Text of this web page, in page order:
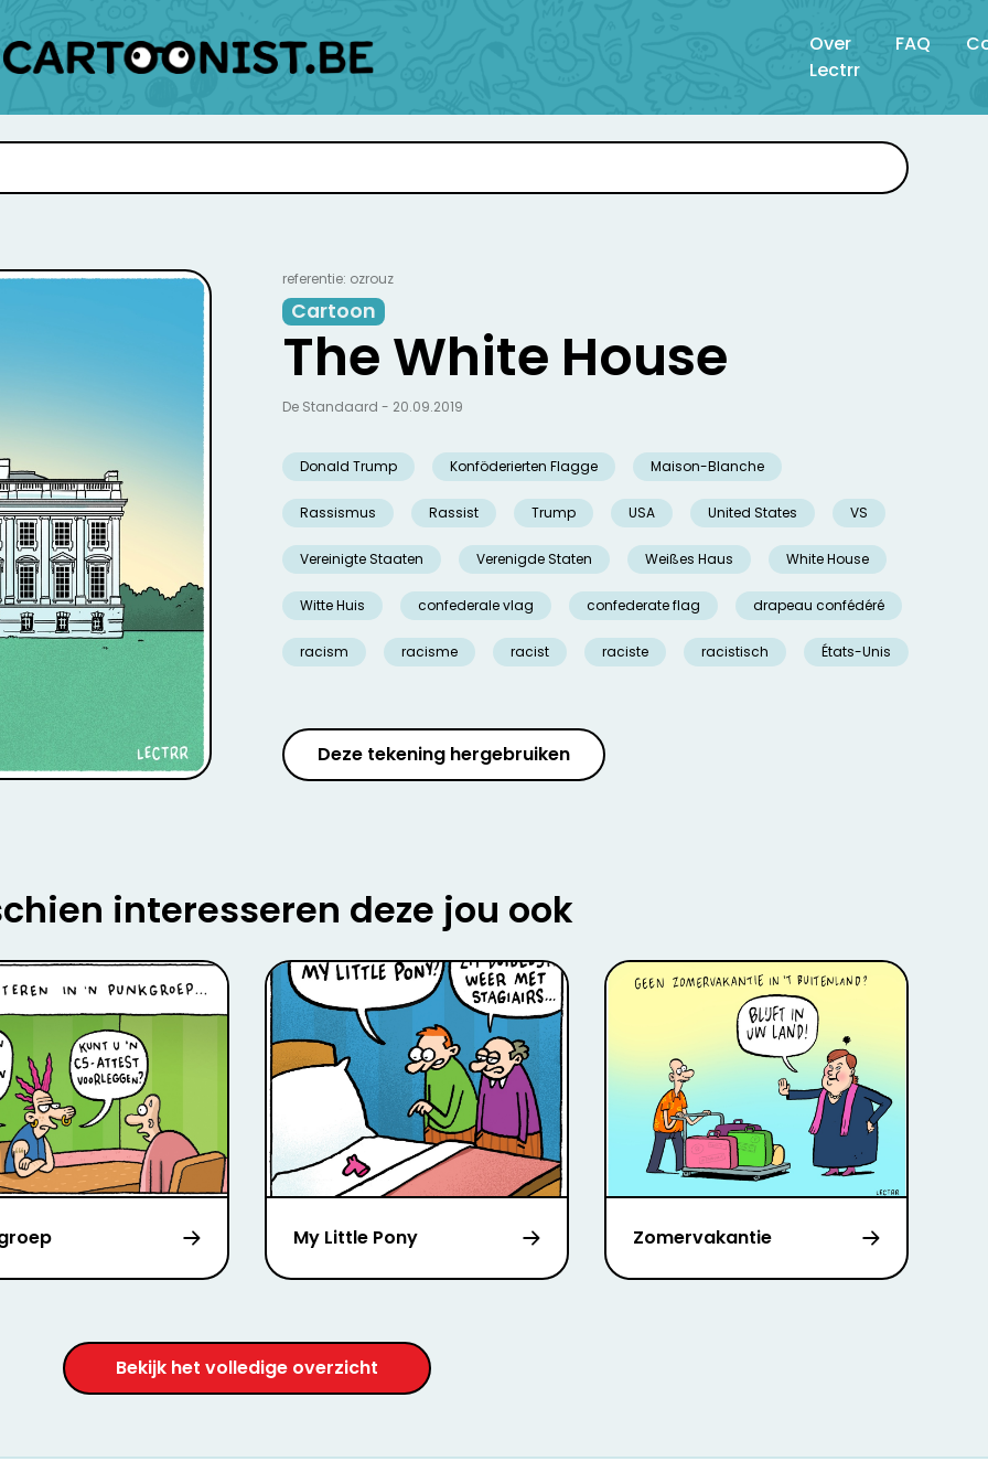
Over
Lectrr
FAQ
referentie: ozrouz
Cartoon
The White House
Donald Trump Konföderierten Flagge Maison-Blanche
Rassismus Rassist Trump USA United States VS
Vereinigte Staaten Verenigde Staten Weißes Haus White House
Witte Huis confederale vlag confederate flag drapeau confédéré
racism racisme racist raciste racistisch États-Unis
De Standaard - 20.09.2019
Deze tekening hergebruiken
interesseren deze jou ook
My Little Pony Zomervakantie
Bekijk het volledige overzicht